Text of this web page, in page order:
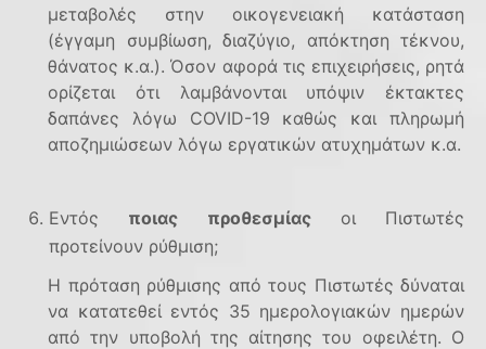
μεταβολές στην οικογενειακή κατάσταση
(έγγαμη συμβίωση, διαζύγιο, απόκτηση τέκνου,
θάνατος κ.α.). Όσον αφορά τις επιχειρήσεις, ρητά
ορίζεται ότι λαμβάνονται υπόψιν έκτακτες
δαπάνες λόγω COVID-19 καθώς και πληρωμή
αποζημιώσεων λόγω εργατικών ατυχημάτων κ.α.
Εντός ποιας προθεσμίαςοι Πιστωτές
προτείνουν ρύθμιση;
Η πρόταση ρύθμισης από τους Πιστωτές δύναται
να κατατεθεί εντός 35 ημερολογιακών ημερών
από την υποβολή της αίτησης του οφειλέτη. Ο